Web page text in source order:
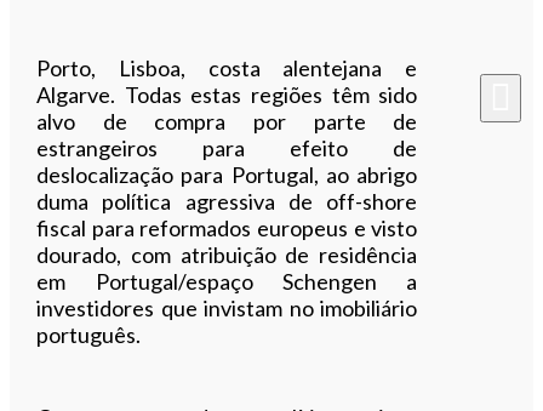
Porto, Lisboa, costa alentejana e
Algarve. Todas estas regiões têm sido
alvo de compra por parte de
estrangeiros para efeito de
deslocalização para Portugal, ao abrigo
duma política agressiva de off-shore
fiscal para reformados europeus e visto
dourado, com atribuição de residência
em Portugal/espaço Schengen a
investidores que invistam no imobiliário
português.